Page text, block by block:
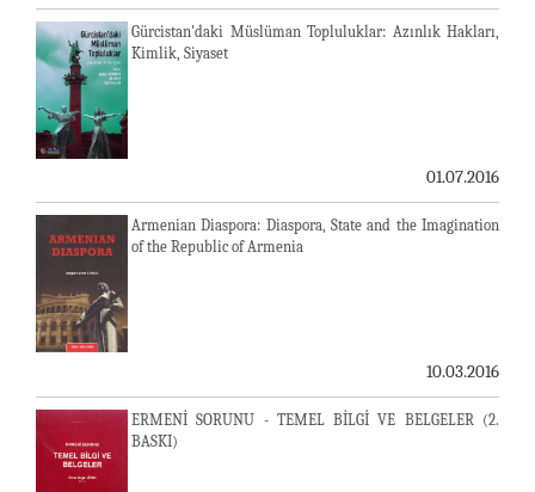
Gürcistan'daki Müslüman Topluluklar: Azınlık Hakları,
Kimlik, Siyaset
01.07.2016
Armenian Diaspora: Diaspora, State and the Imagination
of the Republic of Armenia
10.03.2016
ERMENİ SORUNU - TEMEL BİLGİ VE BELGELER (2.
BASKI)